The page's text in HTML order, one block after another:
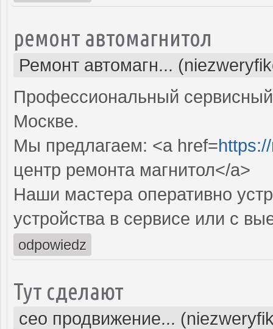
ремонт автомагнитол
Ремонт автомагн...
Профессиональный
Москве.
Мы предлагаем: <a href=
центр ремонта магнитол</a>
Наши мастера оперативно
устройства в сервисе или с
odpowiedz
Тут сделают
сео продвижение...